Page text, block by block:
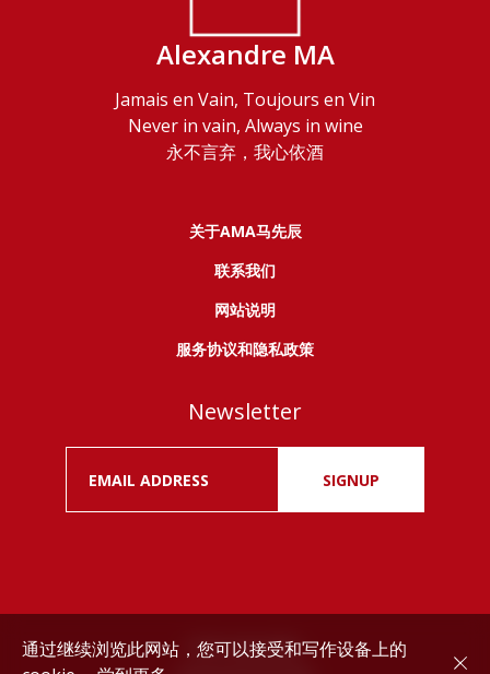
Alexandre MA
Jamais en Vain, Toujours en Vin
Never in vain, Always in wine
永不言弃，我心依酒
关于AMA马先辰
联系我们
网站说明
服务协议和隐私政策
Newsletter
SIGNUP
Drink responsibly.
通过继续浏览此网站，您可以接受和写作设备上的